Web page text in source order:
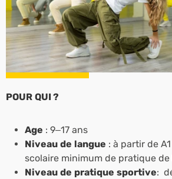
POUR QUI ?
Age : 9–17 ans
Niveau de langue : à partir de
scolaire minimum de pratique de
Niveau de pratique sportive: